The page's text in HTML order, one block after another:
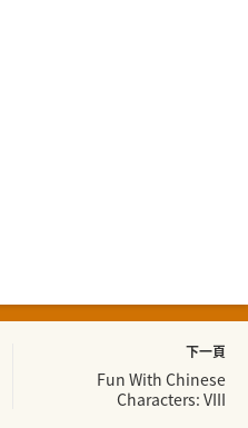
下一頁
Fun With Chinese
Characters: VIII